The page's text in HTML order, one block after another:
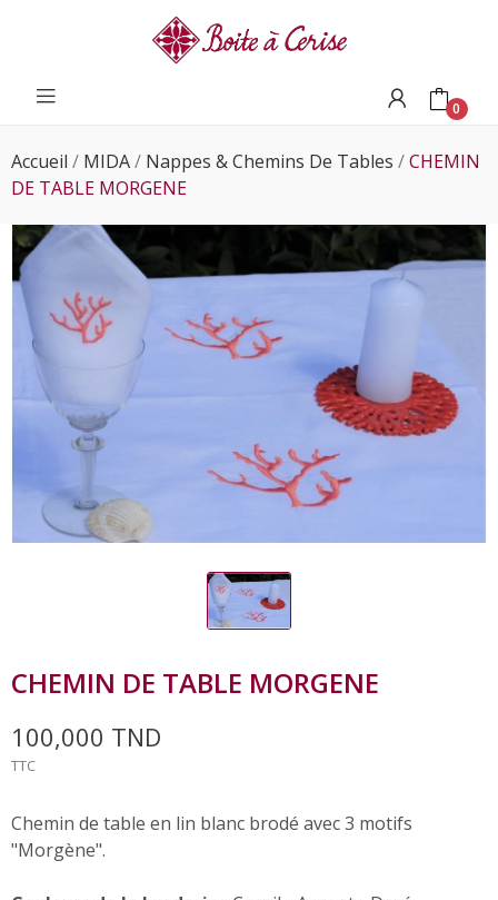
0
Accueil MIDA Nappes & Chemins De Tables
CHEMIN
DE TABLE MORGENE
CHEMIN DE TABLE MORGENE
100,000 TND
TTC
Chemin de table en lin blanc brodé avec 3 motifs
"Morgène".